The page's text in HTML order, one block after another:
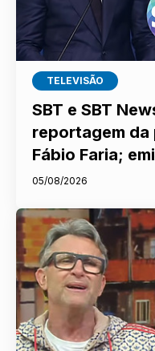
TELEVISÃO
SBT e SBT
reportagem da
Fábio Faria;
05/08/2026